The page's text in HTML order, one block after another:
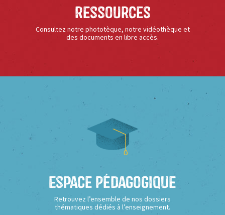
Ressources
Consultez notre phototèque, notre vidéothèque et
des documents en libre accès.
Espace Pédagogique
Retrouvez l’ensemble de nos dossiers
thématiques dédiés à l’enseignement.